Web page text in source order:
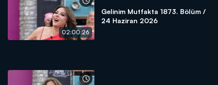
02:00:26
Gelinim Mutfakta 1873. Bölüm /
24 Haziran 2026